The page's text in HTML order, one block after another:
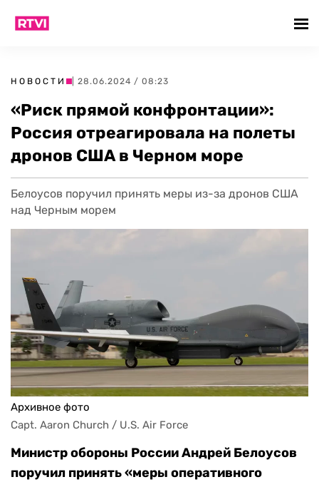
НОВОСТИ | 28.06.2024 / 08:23
«Риск прямой конфронтации»:
Россия отреагировала на полеты
дронов США в Черном море
Белоусов поручил принять меры из-за дронов США
над Черным морем
Архивное фото
Capt. Aaron Church / U.S. Air Force
Министр обороны России Андрей Белоусов
поручил принять «меры оперативного